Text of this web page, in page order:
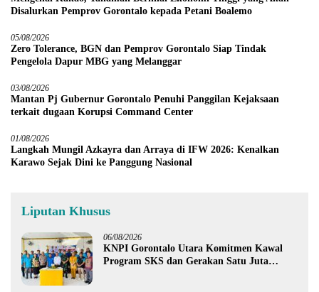
Disalurkan Pemprov Gorontalo kepada Petani Boalemo
05/08/2026
Zero Tolerance, BGN dan Pemprov Gorontalo Siap Tindak
Pengelola Dapur MBG yang Melanggar
03/08/2026
Mantan Pj Gubernur Gorontalo Penuhi Panggilan Kejaksaan
terkait dugaan Korupsi Command Center
01/08/2026
Langkah Mungil Azkayra dan Arraya di IFW 2026: Kenalkan
Karawo Sejak Dini ke Panggung Nasional
Liputan Khusus
06/08/2026
KNPI Gorontalo Utara Komitmen Kawal
Program SKS dan Gerakan Satu Juta